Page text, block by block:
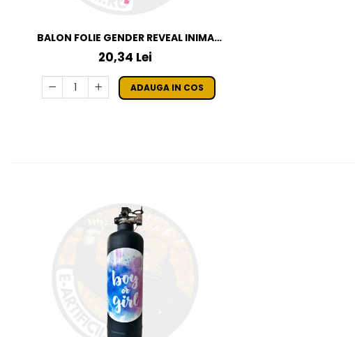
BALON FOLIE GENDER REVEAL INIMA
BABY GIRL 85 X 80 CM
20,34 Lei
ADAUGA IN COS